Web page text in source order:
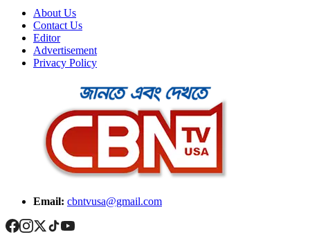
About Us
Contact Us
Editor
Advertisement
Privacy Policy
Email: cbntvusa@gmail.com